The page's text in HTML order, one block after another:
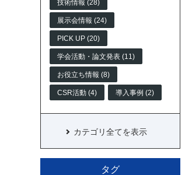
技術情報 (28)
展示会情報 (24)
PICK UP (20)
学会活動・論文発表 (11)
お役立ち情報 (8)
CSR活動 (4) 導入事例 (2)
カテゴリ全てを表示
タグ